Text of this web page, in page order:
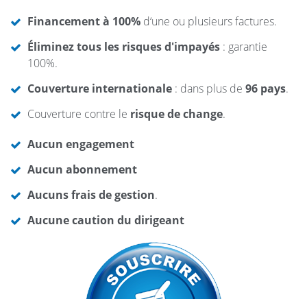
Financement à 100% d‘une ou plusieurs factures.
Éliminez tous les risques d'impayés : garantie
100%.
Couverture internationale : dans plus de 96 pays.
Couverture contre le risque de change.
Aucun engagement
Aucun abonnement
Aucuns frais de gestion.
Aucune caution du dirigeant